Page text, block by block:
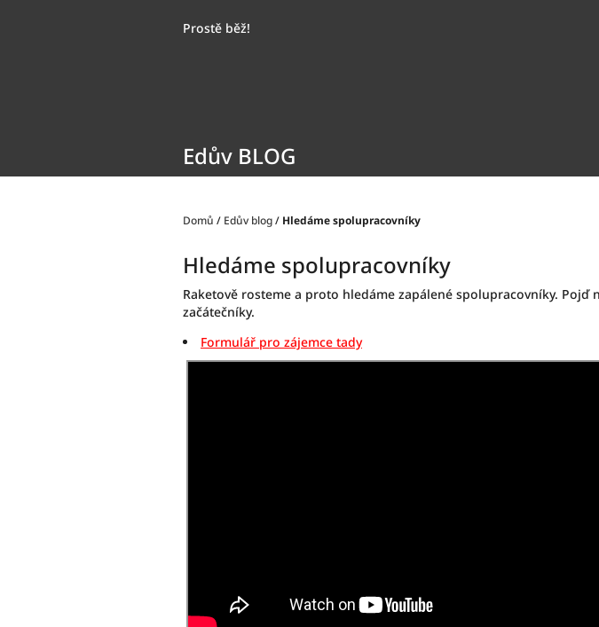
Prostě běž!
Edův BLOG
Domů / Edův blog/ Hledáme spolupracovníky
Hledáme spolupracovníky
Raketově rosteme a proto hledáme zapálené spolupracovníky.
začátečníky.
Formulář pro zájemce tady